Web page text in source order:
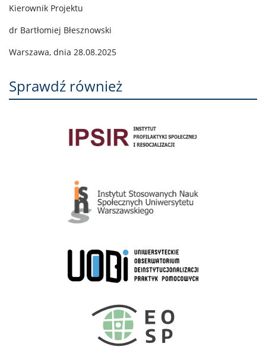
Kierownik Projektu
dr Bartłomiej Błesznowski
Warszawa, dnia 28.08.2025
Sprawdź również